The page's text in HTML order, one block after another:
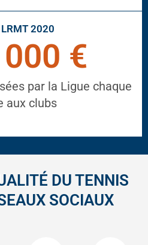
2020
€
par la Ligue chaque
aux clubs
DU TENNIS
SOCIAUX